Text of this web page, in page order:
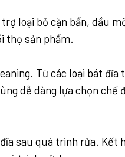
loại bỏ cặn bẩn, dầu
thọ sản phẩm.
Từ các loại bát
dễ dàng lựa chọn chế
sau quá trình rửa. Kết